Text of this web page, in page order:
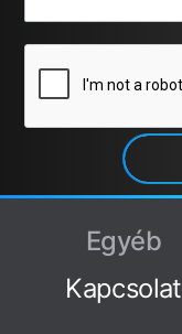
Egyéb
Kapcsolat